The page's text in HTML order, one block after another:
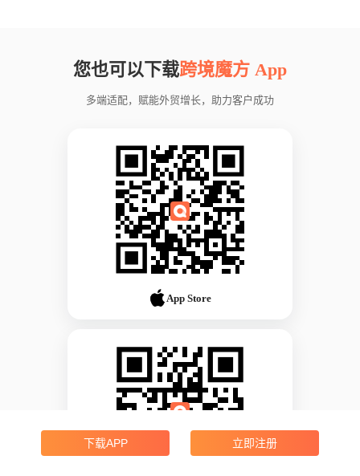
您也可以下载跨境魔方 App
多端适配，赋能外贸增长，助力客户成功
App Store
下载APP 立即注册